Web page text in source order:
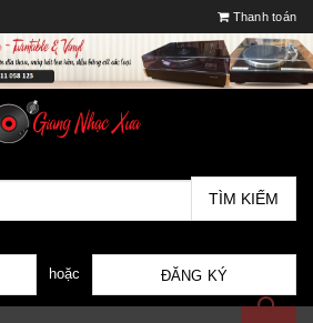
Thanh toán
TÌM KIẾM
hoặc ĐĂNG KÝ